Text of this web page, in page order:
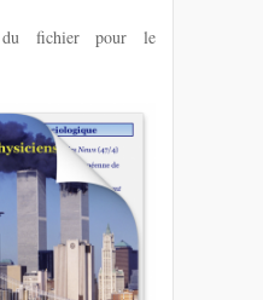
du fichier pour le